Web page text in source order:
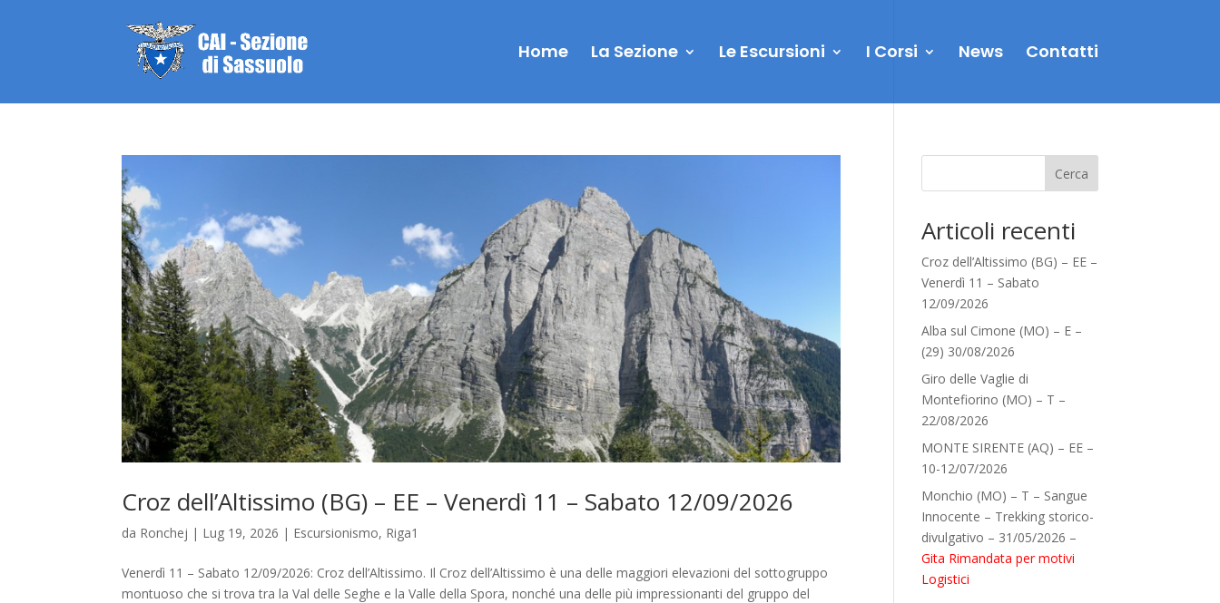
Home La Sezione Le Escursioni I Corsi News Contatti
Croz dell’Altissimo (BG) – EE – Venerdì 11 – Sabato 12/09/2026
da Ronchej | Lug 19, 2026 | Escursionismo, Riga1
Venerdì 11 – Sabato 12/09/2026: Croz dell’Altissimo. Il Croz dell’Altissimo è una delle maggiori elevazioni del sottogruppo
montuoso che si trova tra la Val delle Seghe e la Valle della Spora, nonché una delle più impressionanti del gruppo del
Cerca
Articoli recenti
Croz dell’Altissimo (BG) – EE –
Venerdì 11 – Sabato
12/09/2026
Alba sul Cimone (MO) – E –
(29) 30/08/2026
Giro delle Vaglie di
Montefiorino (MO) – T –
22/08/2026
MONTE SIRENTE (AQ) – EE –
10-12/07/2026
Monchio (MO) – T – Sangue
Innocente – Trekking storico-
divulgativo – 31/05/2026 –
Gita Rimandata per motivi
Logistici